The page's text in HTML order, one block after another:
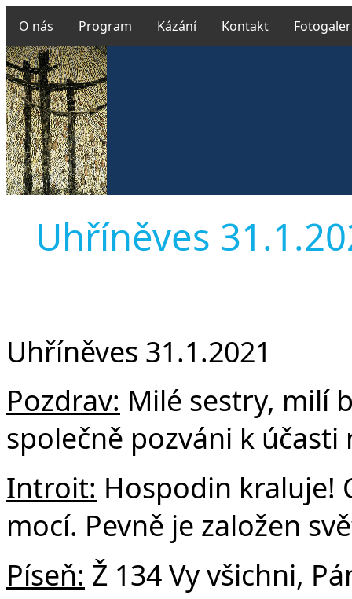
O nás Program Kázání Kontakt
Uhříněves
Uhříněves 31.1.2021
Pozdrav: Milé sestry, milí
společně pozváni k
Introit: Hospodin kraluje!
mocí. Pevně je založen
Píseň: Ž 134 Vy všichni,